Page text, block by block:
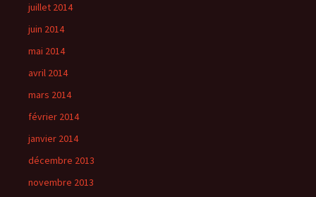
juillet 2014
juin 2014
mai 2014
avril 2014
mars 2014
février 2014
janvier 2014
décembre 2013
novembre 2013